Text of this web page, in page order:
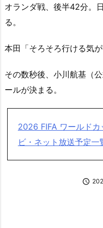
オランダ戦、後半42分。
る。
本田「そろそろ行ける気が
その数秒後、小川航基（
ールが決まる。
2026 FIFA ワールド
ビ・ネット放送予定一
